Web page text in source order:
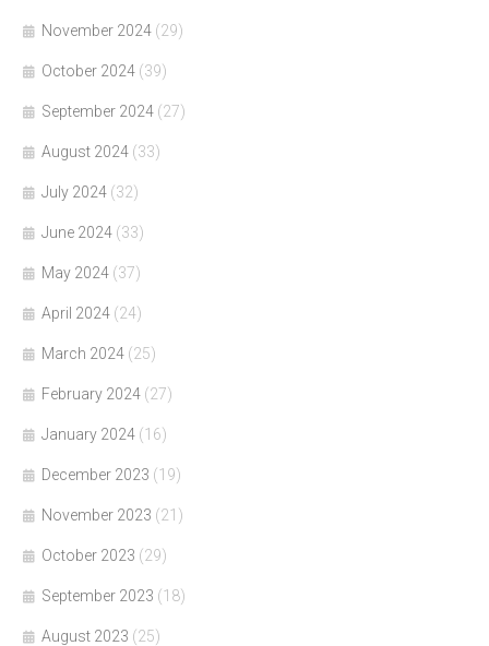
November 2024 (29)
October 2024 (39)
September 2024 (27)
August 2024 (33)
July 2024 (32)
June 2024 (33)
May 2024 (37)
April 2024 (24)
March 2024 (25)
February 2024 (27)
January 2024 (16)
December 2023 (19)
November 2023 (21)
October 2023 (29)
September 2023 (18)
August 2023 (25)